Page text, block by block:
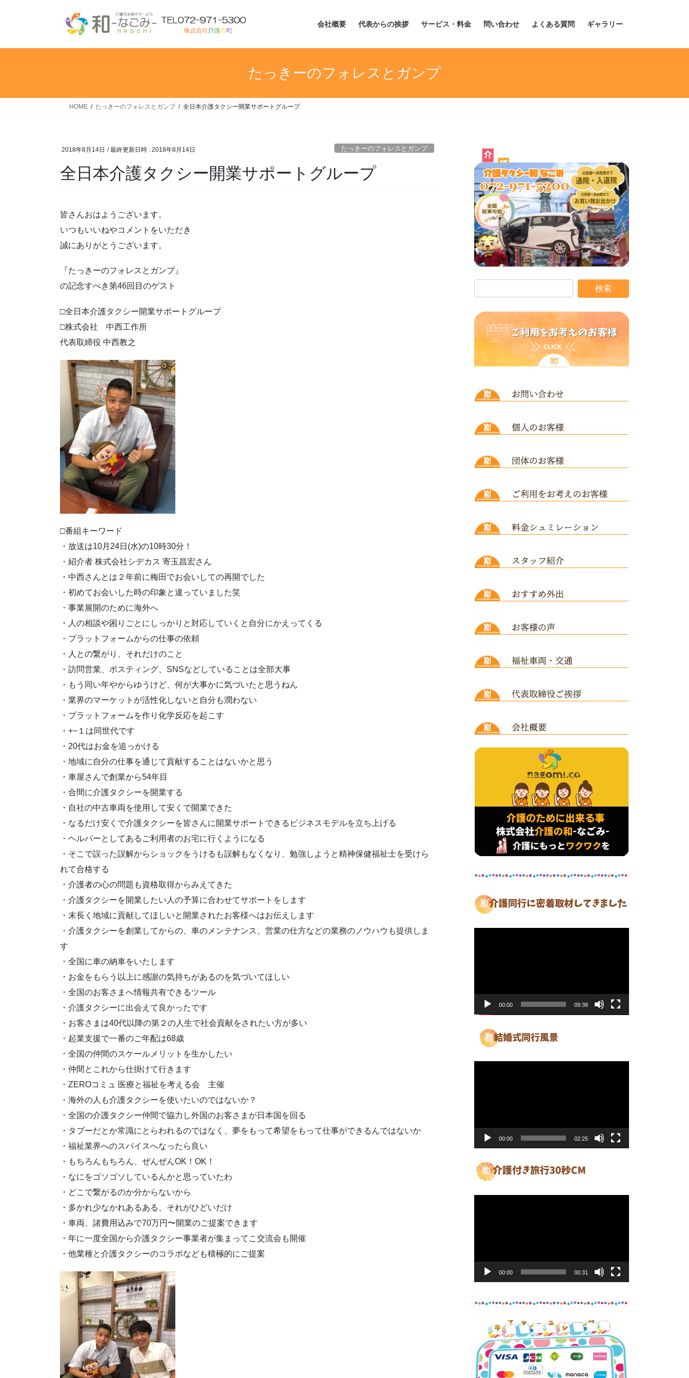
会社概要 代表からの挨拶 サービス・料金 問い合わせ よくある質問 ギャラリー
たっきーのフォレスとガンプ
HOME たっきーのフォレスとガンプ 全日本介護タクシー開業サポートグループ
2018年8月14日 / 最終更新日時 : 2018年8月14日 たっきーのフォレスとガンプ
全日本介護タクシー開業サポートグループ
皆さんおはようございます。
いつもいいねやコメントをいただき
誠にありがとうございます。
『たっきーのフォレスとガンプ』
の記念すべき第46回目のゲスト
□全日本介護タクシー開業サポートグループ
□株式会社 中西工作所
代表取締役 中西教之
□番組キーワード
・放送は10月24日(水)の10時30分！
・紹介者 株式会社シデカス 寄玉昌宏さん
・中西さんとは２年前に梅田でお会いしての再開でした
・初めてお会いした時の印象と違っていました笑
・事業展開のために海外へ
・人の相談や困りごとにしっかりと対応していくと自分にかえってくる
・プラットフォームからの仕事の依頼
・人との繋がり、それだけのこと
・訪問営業、ポスティング、SNSなどしていることは全部大事
・もう同い年やからゆうけど、何が大事かに気づいたと思うねん
・業界のマーケットが活性化しないと自分も潤わない
・プラットフォームを作り化学反応を起こす
・+−１は同世代です
・20代はお金を追っかける
・地域に自分の仕事を通じて貢献することはないかと思う
・車屋さんで創業から54年目
・合間に介護タクシーを開業する
・自社の中古車両を使用して安くで開業できた
・なるだけ安くで介護タクシーを皆さんに開業サポートできるビジネスモデルを立ち上げる
・ヘルパーとしてあるご利用者のお宅に行くようになる
・そこで誤った誤解からショックをうけるも誤解もなくなり、勉強しようと精神保健福祉士を受けら
れて合格する
・介護者の心の問題も資格取得からみえてきた
・介護タクシーを開業したい人の予算に合わせてサポートをします
・末長く地域に貢献してほしいと開業されたお客様へはお伝えします
・介護タクシーを創業してからの、車のメンテナンス、営業の仕方などの業務のノウハウも提供しま
す
・全国に車の納車をいたします
・お金をもらう以上に感謝の気持ちがあるのを気づいてほしい
・全国のお客さまへ情報共有できるツール
・介護タクシーに出会えて良かったです
・お客さまは40代以降の第２の人生で社会貢献をされたい方が多い
・起業支援で一番のご年配は68歳
・全国の仲間のスケールメリットを生かしたい
・仲間とこれから仕掛けて行きます
・ZEROコミュ 医療と福祉を考える会 主催
・海外の人も介護タクシーを使いたいのではないか？
・全国の介護タクシー仲間で協力し外国のお客さまが日本国を回る
・タブーだとか常識にとらわれるのではなく、夢をもって希望をもって仕事ができるんではないか
・福祉業界へのスパイスへなったら良い
・もちろんもちろん、ぜんぜんOK！OK！
・なにをゴソゴソしているんかと思っていたわ
・どこで繋がるのか分からないから
・多かれ少なかれあるある、それがひどいだけ
・車両、諸費用込みで70万円〜開業のご提案できます
・年に一度全国から介護タクシー事業者が集まってこ交流会も開催
・他業種と介護タクシーのコラボなども積極的にご提案
ヤ
00:00 09:38
ヤ
00:00 02:25
ヤ
00:00 00:31